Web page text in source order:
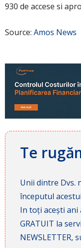
930 de accese si
Source: Amos News
Te
Unii dintre Dvs.
începutul
In toți acești ani
GRATUIT la
NEWSLETTER,